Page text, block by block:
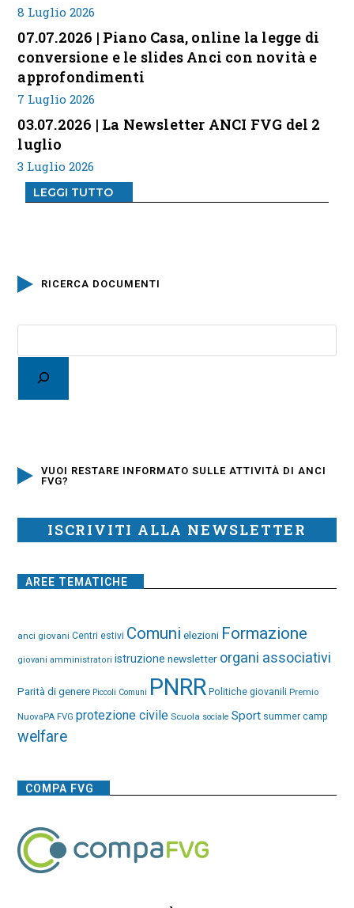
8 Luglio 2026
07.07.2026 | Piano Casa, online la legge di
conversione e le slides Anci con novità e
approfondimenti
7 Luglio 2026
03.07.2026 | La Newsletter ANCI FVG del 2
luglio
3 Luglio 2026
LEGGI TUTTO
RICERCA DOCUMENTI
VUOI RESTARE INFORMATO SULLE ATTIVITÀ DI ANCI
FVG?
ISCRIVITI ALLA NEWSLETTER
AREE TEMATICHE
anci giovani Centri estivi Comuni elezioni Formazione
giovani amministratori istruzione newsletter organi associativi
Parità di genere Piccoli Comuni PNRR Politiche giovanili Premio
NuovaPA FVG protezione civile Scuola sociale Sport summer camp
welfare
COMPA FVG